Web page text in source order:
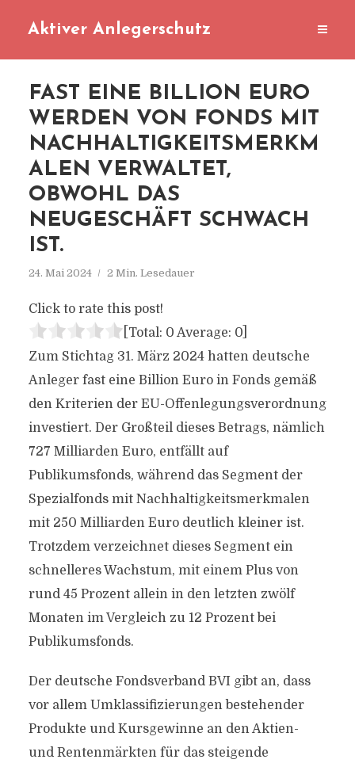
Aktiver Anlegerschutz
FAST EINE BILLION EURO
WERDEN VON FONDS MIT
NACHHALTIGKEITSMERKM
ALEN VERWALTET,
OBWOHL DAS
NEUGESCHÄFT SCHWACH
IST.
24. Mai 2024 2 Min. Lesedauer
Click to rate this post!
[Total: 0 Average: 0]
Zum Stichtag 31. März 2024 hatten deutsche
Anleger fast eine Billion Euro in Fonds gemäß
den Kriterien der EU-Offenlegungsverordnung
investiert. Der Großteil dieses Betrags, nämlich
727 Milliarden Euro, entfällt auf
Publikumsfonds, während das Segment der
Spezialfonds mit Nachhaltigkeitsmerkmalen
mit 250 Milliarden Euro deutlich kleiner ist.
Trotzdem verzeichnet dieses Segment ein
schnelleres Wachstum, mit einem Plus von
rund 45 Prozent allein in den letzten zwölf
Monaten im Vergleich zu 12 Prozent bei
Publikumsfonds.
Der deutsche Fondsverband BVI gibt an, dass
vor allem Umklassifizierungen bestehender
Produkte und Kursgewinne an den Aktien-
und Rentenmärkten für das steigende